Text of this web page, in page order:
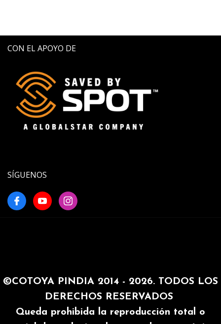
CON EL APOYO DE
SÍGUENOS
©COTOYA PINDIA 2014 - 2026. TODOS LOS
DERECHOS RESERVADOS
Queda prohibida la reproducción total o